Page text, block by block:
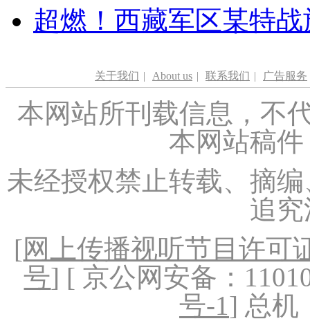
超燃！西藏军区某特
关于我们 | About us | 联系我们 | 广告服务
本网站所刊载信息，不
本网站稿
未经授权禁止转载、摘
追
[网上传播视听节目许可
号] [ 京公网安备：
号-1] 总机